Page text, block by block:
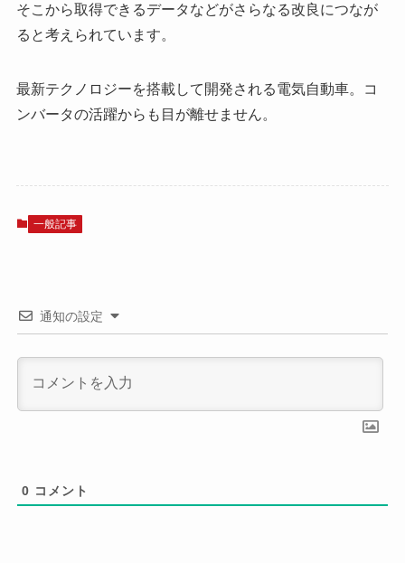
そこから取得できるデータなどがさらなる改良につなが
ると考えられています。
最新テクノロジーを搭載して開発される電気自動車。コ
ンバータの活躍からも目が離せません。
一般記事
通知の設定
0 コメント